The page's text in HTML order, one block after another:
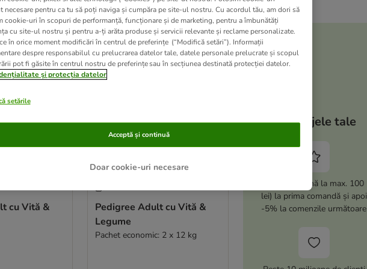
been changed
cu Vită &
Pedigree Adult cu Vită &
Legume
Pachet economic: 2 x 12 kg
Avantajele tale
Ai -15% (până la max. 100
lei) la prima comandă și apoi
-5% la comenzile următoare
necesare pentru ca tu să poți naviga și cumpăra pe site-ul nostru. Cu acordul tău, am dori să
cookie-uri în scopuri de performanță, funcționare și de marketing, pentru a îmbunătăți
cu site-ul nostru și pentru a-ți arăta produse și servicii relevante și reclame personalizate.
în orice moment modificări în centrul de preferințe (“Modifică setări”). Informații
despre responsabilul cu prelucrarea datelor tale, datele personale prelucrate și scopul
pot fi găsite în centrul nostru de preferințe sau în secțiunea destinată protecției datelor.
și protecția datelor
setările
Doar cookie-uri necesare
Acceptă și continuă